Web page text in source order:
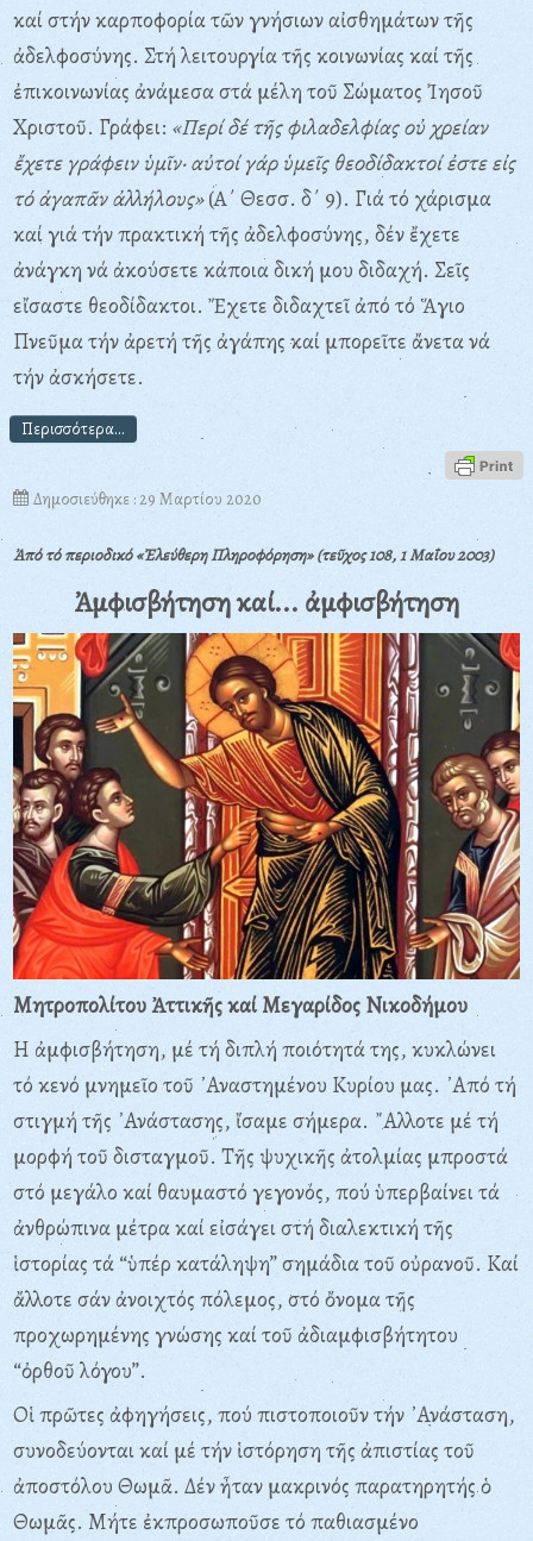
καί στήν καρποφορία τῶν γνήσιων αἰσθημάτων τῆς
ἀδελφοσύνης. Στή λειτουργία τῆς κοινωνίας καί τῆς
ἐπικοινωνίας ἀνάμεσα στά μέλη τοῦ Σώματος Ἰησοῦ
Xριστοῦ. Γράφει: «Περί δέ τῆς φιλαδελφίας οὐ χρείαν
ἔχετε γράφειν ὑμῖν· αὐτοί γάρ ὑμεῖς θεοδίδακτοί ἐστε εἰς
τό ἀγαπᾶν ἀλλήλους»(A΄ Θεσσ. δ΄ 9). Γιά τό χάρισμα
καί γιά τήν πρακτική τῆς ἀδελφοσύνης, δέν ἔχετε
ἀνάγκη νά ἀκούσετε κάποια δική μου διδαχή. Σεῖς
εἴσαστε θεοδίδακτοι. Ἔχετε διδαχτεῖ ἀπό τό Ἅγιο
Πνεῦμα τήν ἀρετή τῆς ἀγάπης καί μπορεῖτε ἄνετα νά
τήν ἀσκήσετε.
Περισσότερα...
Δημοσιεύθηκε : 29 Μαρτίου 2020
Ἀπό τό περιοδικό «Ἐλεύθερη Πληροφόρηση» (τεῦχος 108, 1 Μαΐου 2003)
Ἀμφισβήτηση καί... ἀμφισβήτηση
Μητροπολίτου Ἀττικῆς καί Μεγαρίδος Νικοδήμου
Η ἀμφισβήτηση, μέ τή διπλή ποιότητά της, κυκλώνει
τό κενό μνημεῖο τοῦ ᾿Αναστημένου Κυρίου μας. ᾿Από τή
στιγμή τῆς ᾿Ανάστασης, ἴσαμε σήμερα. ῎Αλλοτε μέ τή
μορφή τοῦ δισταγμοῦ. Τῆς ψυχικῆς ἀτολμίας μπροστά
στό μεγάλο καί θαυμαστό γεγονός, πού ὑπερβαίνει τά
ἀνθρώπινα μέτρα καί εἰσάγει στή διαλεκτική τῆς
ἱστορίας τά “ὑπέρ κατάληψη” σημάδια τοῦ οὐρανοῦ. Καί
ἄλλοτε σάν ἀνοιχτός πόλεμος, στό ὄνομα τῆς
προχωρημένης γνώσης καί τοῦ ἀδιαμφισβήτητου
“ὀρθοῦ λόγου”.
Οἱ πρῶτες ἀφηγήσεις, πού πιστοποιοῦν τήν ᾿Ανάσταση,
συνοδεύονται καί μέ τήν ἱστόρηση τῆς ἀπιστίας τοῦ
ἀποστόλου Θωμᾶ. Δέν ἦταν μακρινός παρατηρητής ὁ
Θωμᾶς. Μήτε ἐκπροσωποῦσε τό παθιασμένο